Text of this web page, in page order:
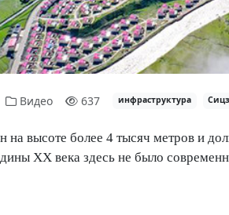
Видео 637 инфраструктура
на высоте более 4 тысяч метров и
XX века здесь не было